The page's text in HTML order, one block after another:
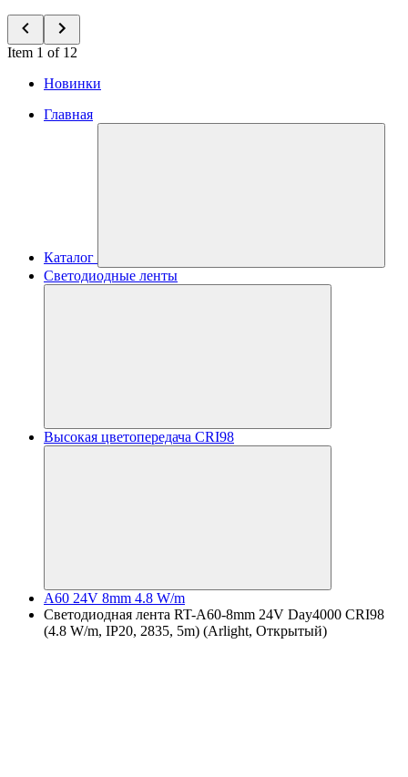
Item 1 of 12
Новинки
Главная
Каталог
Светодиодные ленты
Высокая цветопередача CRI98
A60 24V 8mm 4.8 W/m
Светодиодная лента RT-A60-8mm 24V Day4000 CRI98
(4.8 W/m, IP20, 2835, 5m) (Arlight, Открытый)